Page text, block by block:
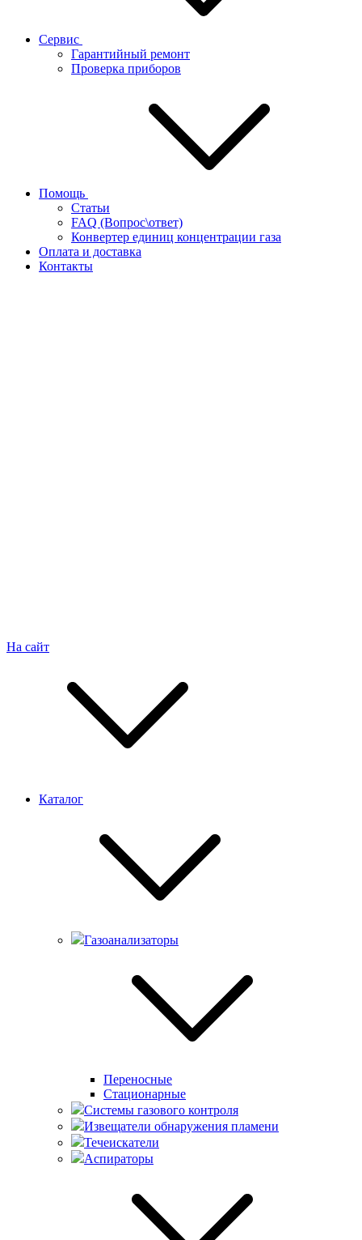
Сервис
Гарантийный ремонт
Проверка приборов
Помощь
Статьи
FAQ (Вопрос\ответ)
Конвертер единиц концентрации газа
Оплата и доставка
Контакты
На сайт
Каталог
Газоанализаторы
Переносные
Стационарные
Системы газового контроля
Извещатели обнаружения пламени
Течеискатели
Аспираторы